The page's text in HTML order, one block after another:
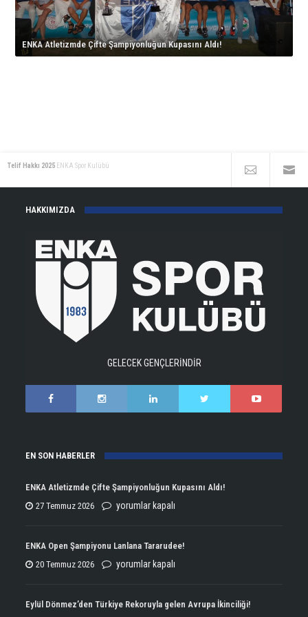
için
ENKA Atletizmde Çifte Şampiyonluğun Kupasını Aldı!
İkinciliği!
için
korta
çıkıyor!
Telif Hakkı 2025 ENKA Spor Kulübü
HAKKIMIZDA
GELECEK GENÇLERİNDİR
EN SON HABERLER
ENKA Atletizmde Çifte Şampiyonluğun Kupasını Aldı!
27 Temmuz 2026
ENKA
Çifte
Şampiyonluğun
yorumlar kapalı
ENKA Open Şampiyonu Lanlana Tararudee!
20 Temmuz 2026
ENKA
Şampiyonu
yorumlar kapalı
Eylül Dönmez’den Türkiye Rekoruyla gelen Avrupa İkinciliği!